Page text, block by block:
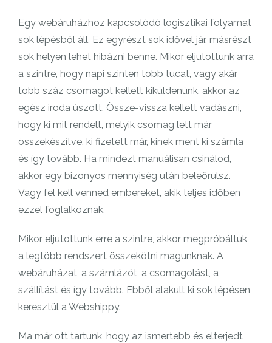
Egy webáruházhoz kapcsolódó logisztikai folyamat
sok lépésből áll. Ez egyrészt sok idővel jár, másrészt
sok helyen lehet hibázni benne. Mikor eljutottunk arra
a szintre, hogy napi szinten több tucat, vagy akár
több száz csomagot kellett kiküldenünk, akkor az
egész iroda úszott. Össze-vissza kellett vadászni,
hogy ki mit rendelt, melyik csomag lett már
összekészítve, ki fizetett már, kinek ment ki számla
és így tovább. Ha mindezt manuálisan csinálod,
akkor egy bizonyos mennyiség után beleőrülsz.
Vagy fel kell venned embereket, akik teljes időben
ezzel foglalkoznak.
Mikor eljutottunk erre a szintre, akkor megpróbáltuk
a legtöbb rendszert összekötni magunknak. A
webáruházat, a számlázót, a csomagolást, a
szállítást és így tovább. Ebből alakult ki sok lépésen
keresztül a Webshippy.
Ma már ott tartunk, hogy az ismertebb és elterjedt